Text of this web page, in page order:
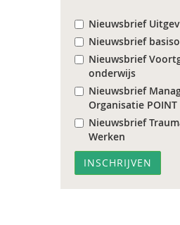
Nieuwsbrief
Nieuwsbrief
Nieuwsbrief
onderwijs
Nieuwsbrief
Organisatie POINT
Nieuwsbrief
Werken